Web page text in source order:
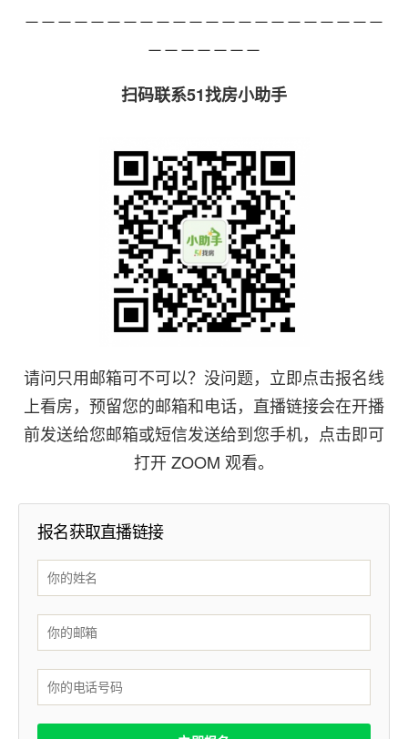
－－－－－－－－－－－－－－－－－－－－－－
－－－－－－－
扫码联系51找房小助手
请问只用邮箱可不可以？没问题，立即点击报名线
上看房，预留您的邮箱和电话，直播链接会在开播
前发送给您邮箱或短信发送给到您手机，点击即可
打开 ZOOM 观看。
报名获取直播链接